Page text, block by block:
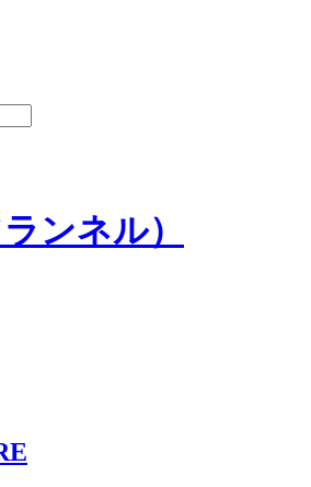
ンネル）